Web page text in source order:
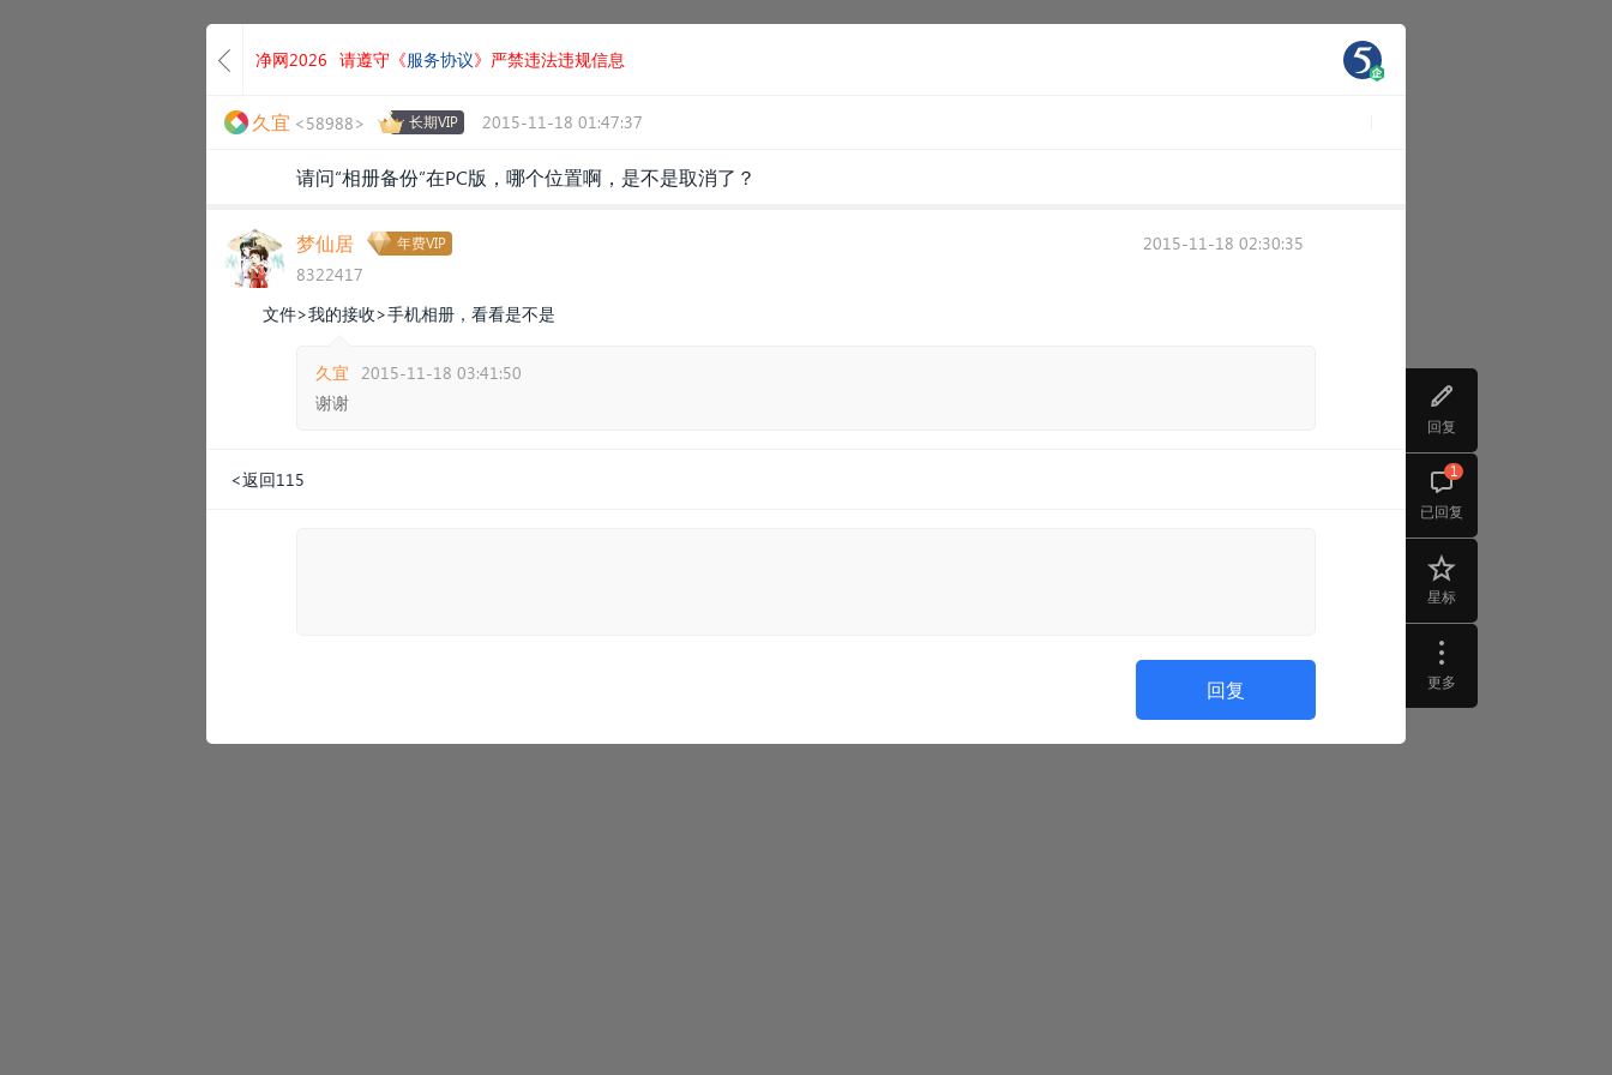
回复
已回复
1
星标
更多
净网2026 请遵守《服务协议》严禁违法违规信息
久宜 <58988> 长期VIP 2015-11-18 01:47:37
请问“相册备份”在PC版，哪个位置啊，是不是取消了？
梦仙居 年费VIP
8322417
2015-11-18 02:30:35
文件>我的接收>手机相册，看看是不是
久宜 2015-11-18 03:41:50
谢谢
<返回115
回复